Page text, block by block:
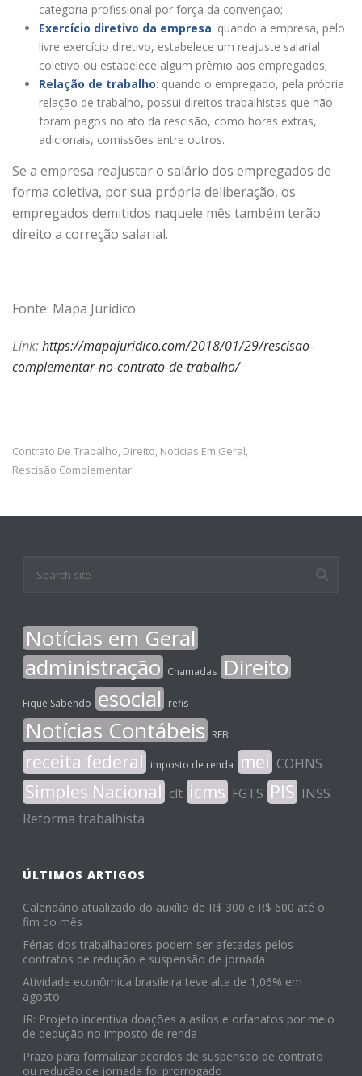
categoria profissional por força da convenção;
Exercício diretivo da empresa: quando a empresa, pelo
livre exercício diretivo, estabelece um reajuste salarial
coletivo ou estabelece algum prêmio aos empregados;
Relação de trabalho: quando o empregado, pela própria
relação de trabalho, possui direitos trabalhistas que não
foram pagos no ato da rescisão, como horas extras,
adicionais, comissões entre outros.
Se a empresa reajustar o salário dos empregados de
forma coletiva, por sua própria deliberação, os
empregados demitidos naquele mês também terão
direito a correção salarial.
Fonte: Mapa Jurídico
Link:https://mapajuridico.com/2018/01/29/rescisao-
complementar-no-contrato-de-trabalho/
Contrato De Trabalho, Direito, Notícias Em Geral,
Rescisão Complementar
Notícias em Geral
administração Chamadas Direito
Fique Sabendo esocial refis
Notícias Contábeis RFB
receita federal imposto de renda mei COFINS
Simples Nacional clt icms FGTS PIS INSS
Reforma trabalhista
ÚLTIMOS ARTIGOS
Calendário atualizado do auxílio de R$ 300 e R$ 600 até o
fim do mês
Férias dos trabalhadores podem ser afetadas pelos
contratos de redução e suspensão de jornada
Atividade econômica brasileira teve alta de 1,06% em
agosto
IR: Projeto incentiva doações a asilos e orfanatos por meio
de dedução no imposto de renda
Prazo para formalizar acordos de suspensão de contrato
ou redução de jornada foi prorrogado